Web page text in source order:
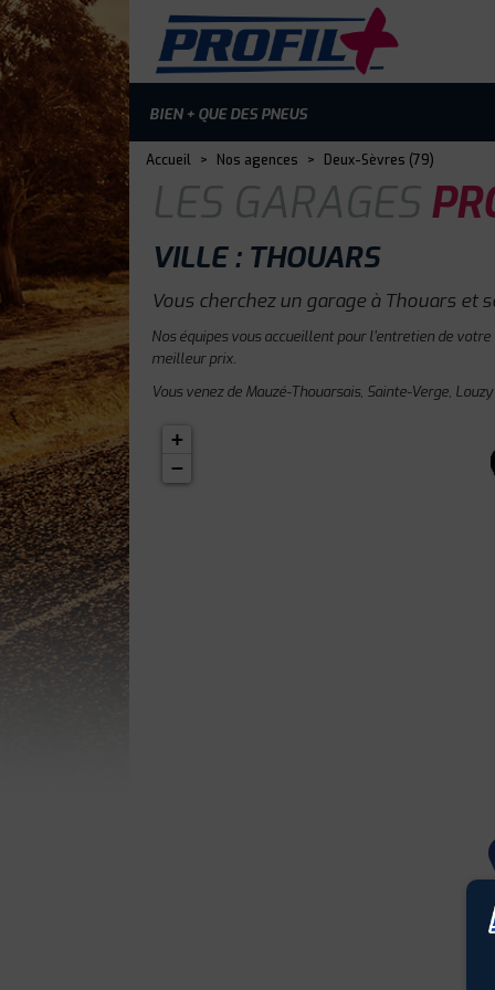
BIEN + QUE DES PNEUS
Accueil > Nos agences > Deux-Sèvres (79)
LES GARAGES
VILLE : THOUARS
Vous cherchez un garage à Thouars et
Nos équipes vous accueillent pour l'entretien de
meilleur prix.
Vous venez de Mauzé-Thouarsais, Sainte-Verge,
+
−